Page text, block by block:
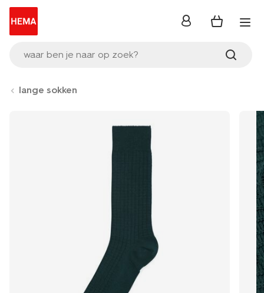
waar ben je naar op zoek?
inloggen
lange sokken